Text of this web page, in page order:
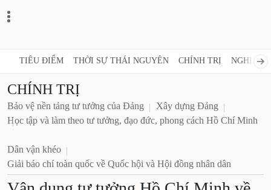
TIÊU ĐIỂM THỜI SỰ THÁI NGUYÊN CHÍNH TRỊ NGHỊ
CHÍNH TRỊ
Bảo vệ nền tảng tư tưởng của Đảng
Xây dựng Đảng
Học tập và làm theo tư tưởng, đạo đức, phong cách Hồ
Dân vận khéo
Giải báo chí toàn quốc về Quốc hội và Hội đồng nhân
dân